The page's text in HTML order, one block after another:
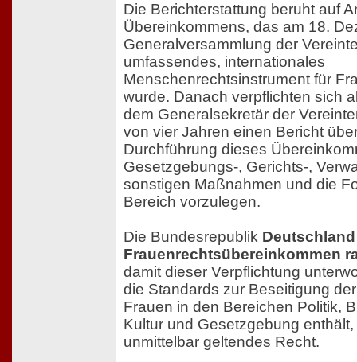
Die Berichterstattung beruht auf
Übereinkommens, das am 18.
Generalversammlung der
umfassendes, internationales
Menschenrechtsinstrument für
wurde. Danach verpflichten sich
dem Generalsekretär der
von vier Jahren einen Bericht
Durchführung dieses
Gesetzgebungs-, Gerichts-,
sonstigen Maßnahmen und die
Bereich vorzulegen.
Die Bundesrepublik
Frauenrechtsübereinkommen
damit dieser Verpflichtung
die Standards zur Beseitigung
Frauen in den Bereichen Politik,
Kultur und Gesetzgebung
unmittelbar geltendes Recht.